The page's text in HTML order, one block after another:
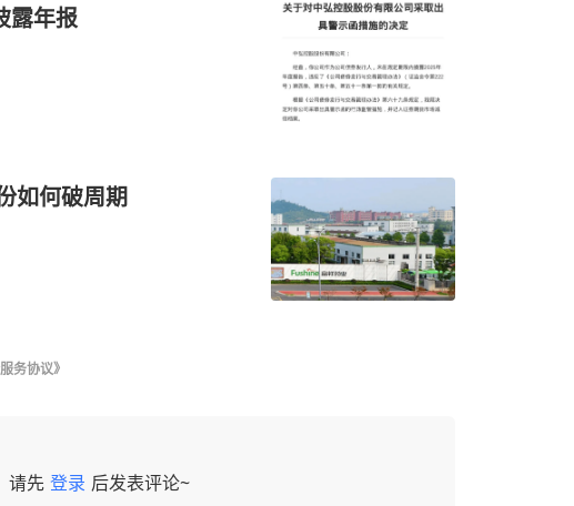
露年报
扩产 富祥股份如何破周期
务协议》
请先 登录 后发表评论~